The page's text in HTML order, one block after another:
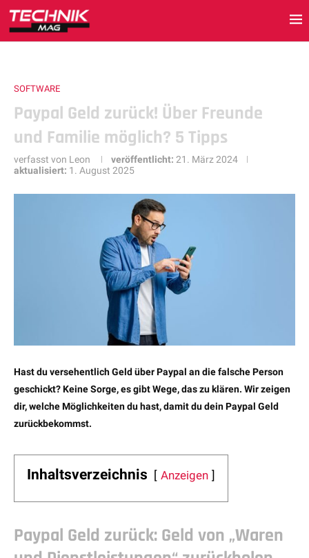
SOFTWARE
Paypal Geld zurück! Über Freunde
und Familie möglich? 5 Tipps
verfasst von Leon veröffentlicht: 21. März 2024
aktualisiert: 1. August 2025
Hast du versehentlich Geld über Paypal an die falsche Person
geschickt? Keine Sorge, es gibt Wege, das zu klären. Wir zeigen
dir, welche Möglichkeiten du hast, damit du dein Paypal Geld
zurückbekommst.
Inhaltsverzeichnis Anzeigen
Paypal Geld zurück: Geld von „Waren